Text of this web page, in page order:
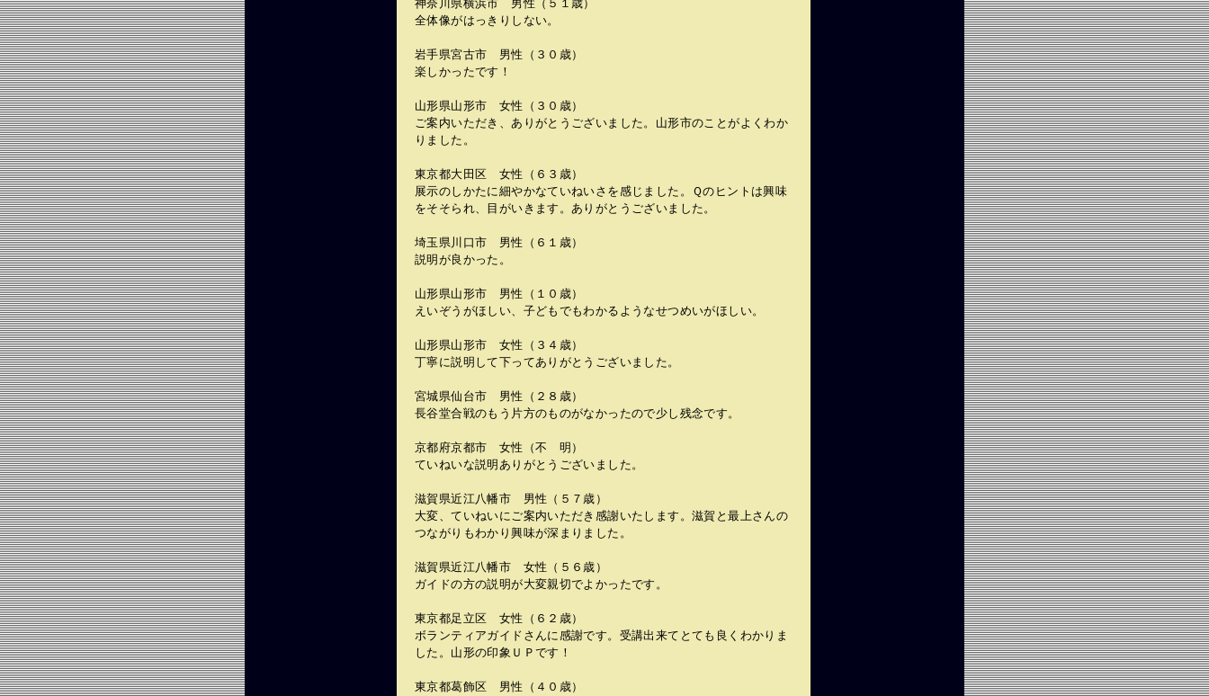
神奈川県横浜市 男性（５１歳）
全体像がはっきりしない。
岩手県宮古市 男性（３０歳）
楽しかったです！
山形県山形市 女性（３０歳）
ご案内いただき、ありがとうございました。山形市のことがよくわか
りました。
東京都大田区 女性（６３歳）
展示のしかたに細やかなていねいさを感じました。Ｑのヒントは興味
をそそられ、目がいきます。ありがとうございました。
埼玉県川口市 男性（６１歳）
説明が良かった。
山形県山形市 男性（１０歳）
えいぞうがほしい、子どもでもわかるようなせつめいがほしい。
山形県山形市 女性（３４歳）
丁寧に説明して下ってありがとうございました。
宮城県仙台市 男性（２８歳）
長谷堂合戦のもう片方のものがなかったので少し残念です。
京都府京都市 女性（不 明）
ていねいな説明ありがとうございました。
滋賀県近江八幡市 男性（５７歳）
大変、ていねいにご案内いただき感謝いたします。滋賀と最上さんの
つながりもわかり興味が深まりました。
滋賀県近江八幡市 女性（５６歳）
ガイドの方の説明が大変親切でよかったです。
東京都足立区 女性（６２歳）
ボランティアガイドさんに感謝です。受講出来てとても良くわかりま
した。山形の印象ＵＰです！
東京都葛飾区 男性（４０歳）